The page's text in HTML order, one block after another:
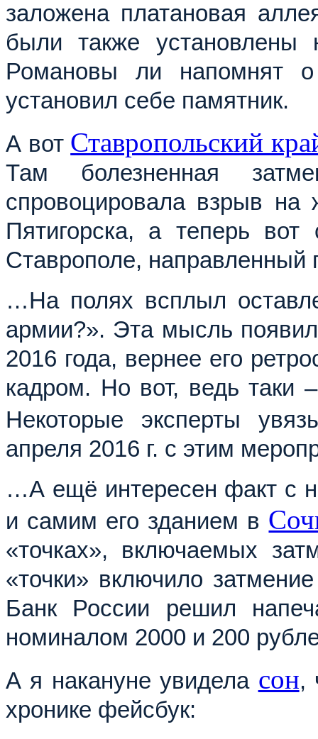
заложена платановая
были также
Романовы ли напомнят
установил себе памятник.
А вот Ставропольский
Там болезненная
спровоцировала взрыв на
Пятигорска, а теперь
Ставрополе, направленный
…На полях всплыл
армии?». Эта мысль
2016 года, вернее его
кадром. Но вот, ведь таки
Некоторые эксперты
апреля 2016 г. с этим
…А ещё интересен факт с
и самим его зданием в
«точках», включаемых
«точки» включило
Банк России решил
номиналом 2000 и 200
А я накануне увидела сон,
хронике фейсбук: